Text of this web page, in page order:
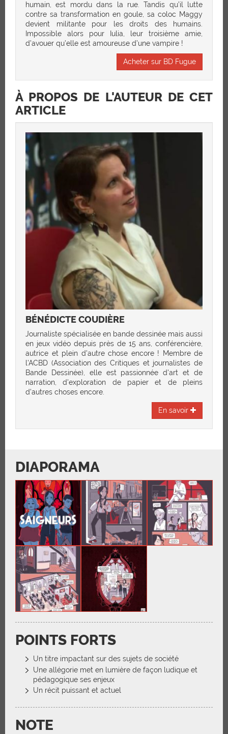
humain, est mordu dans la rue. Tandis qu’il lutte
contre sa transformation en goule, sa coloc Maggy
devient militante pour les droits des humains.
Impossible alors pour Iulia, leur troisième amie,
d’avouer qu’elle est amoureuse d’une vampire !
Acheter sur BD Fugue
À PROPOS DE L'AUTEUR DE CET
ARTICLE
BÉNÉDICTE COUDIÈRE
Journaliste spécialisée en bande dessinée mais aussi
en jeux vidéo depuis près de 15 ans, conférencière,
autrice et plein d'autre chose encore ! Membre de
l'ACBD (Association des Critiques et journalistes de
Bande Dessinée), elle est passionnée d'art et de
narration, d'exploration de papier et de pleins
d'autres choses encore.
En savoir
DIAPORAMA
POINTS FORTS
Un titre impactant sur des sujets de société
Une allégorie met en lumière de façon ludique et
pédagogique ses enjeux
Un récit puissant et actuel
NOTE